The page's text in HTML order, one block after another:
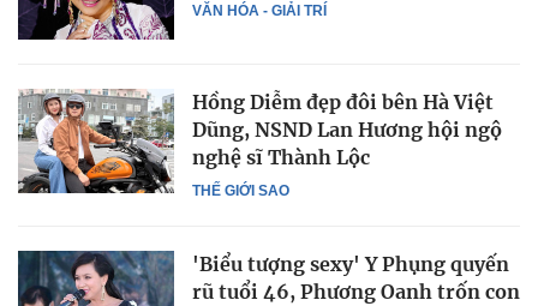
VĂN HÓA - GIẢI TRÍ
THẾ GIỚI SAO
Hồng Diễm đẹp đôi bên Hà Việt
Dũng, NSND Lan Hương hội ngộ
nghệ sĩ Thành Lộc
'Biểu tượng sexy' Y Phụng quyến
rũ tuổi 46, Phương Oanh trốn con